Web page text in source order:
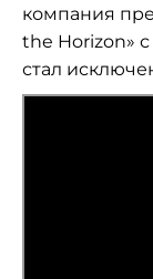
компания
the Horizon» с
стал